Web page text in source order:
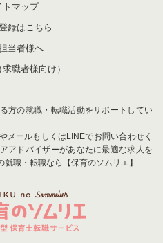
トマップ
録はこちら
当者様へ
職者様向け）
方の就職・転職活動をサポートしてい
メールもしくはLINEでお問い合わせく
アドバイザーがあなたに最適な求人を
職・転職なら【保育のソムリエ】